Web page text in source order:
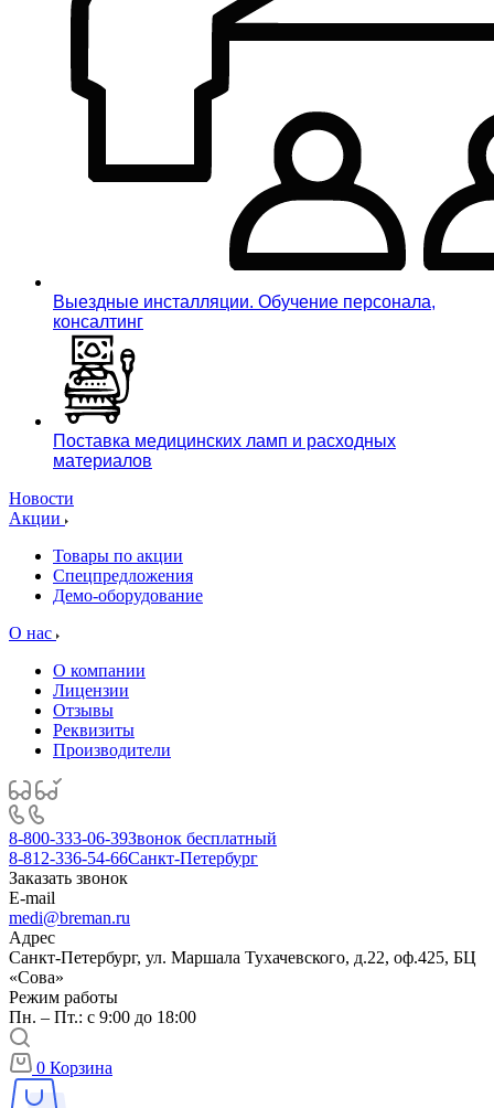
Выездные инсталляции. Обучение персонала,
консалтинг
Поставка медицинских ламп и расходных
материалов
Новости
Акции
Товары по акции
Спецпредложения
Демо-оборудование
О нас
О компании
Лицензии
Отзывы
Реквизиты
Производители
8-800-333-06-39Звонок бесплатный
8-812-336-54-66Санкт-Петербург
Заказать звонок
E-mail
medi@breman.ru
Адрес
Санкт-Петербург, ул. Маршала Тухачевского, д.22, оф.425, БЦ
«Сова»
Режим работы
Пн. – Пт.: с 9:00 до 18:00
0 Корзина